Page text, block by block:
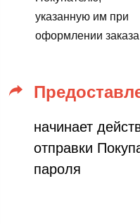
указанную им при
оформлении заказа
начинает
отправки
пароля